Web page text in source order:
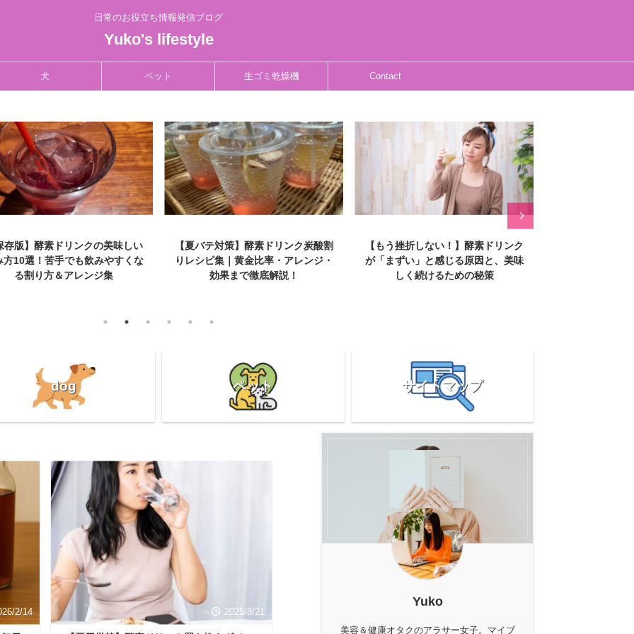
日常のお役立ち情報発信ブログ
Yuko's lifestyle
犬 ペット 生ゴミ乾燥機 Contact
バテ対策】酵素ドリンク炭酸割
シピ集｜黄金比率・アレンジ・
効果まで徹底解説！
【もう挫折しない！】酵素ドリンク
が「まずい」と感じる原因と、美味
しく続けるための秘策
【知らないと損する】酵素ドリンク
とサプリは併用OK？失敗しない組み
合わせ方と注意点を徹底解説
dog ペット サイトマップ
2/14 2025/8/21
Yuko
美容＆健康オタクのアラサー女子。マイブ